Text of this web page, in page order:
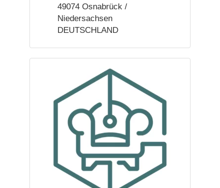
49074 Osnabrück /
Niedersachsen
DEUTSCHLAND